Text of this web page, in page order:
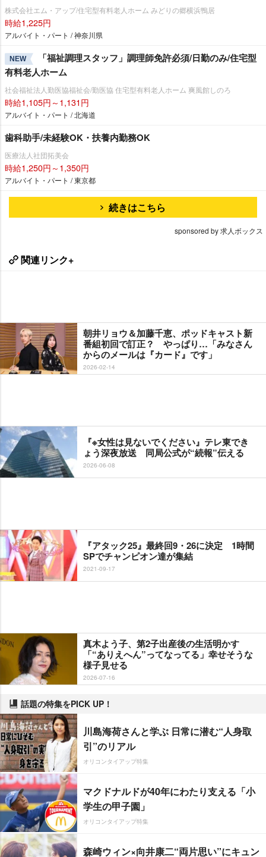
株式会社エム・アップ/住宅型有料老人ホーム みどりの郷横浜鴨居
時給1,225円
アルバイト・パート / 神奈川県
NEW
「福祉調理スタッフ」調理師免許必須/日勤のみ/住宅型
有料老人ホーム
社会福祉法人勤医協福祉会/勤医協 住宅型有料老人ホーム 爽風館しのろ
時給1,105円～1,131円
アルバイト・パート / 北海道
歯科助手/未経験OK・扶養内勤務OK
医療法人社団拓美会
時給1,250円～1,350円
アルバイト・パート / 東京都
続きはこちら
sponsored by 求人ボックス
関連リンク+
朝井リョウ＆加藤千恵、ポッドキャスト新
番組初回で訂正？ やっぱり…「みなさん
からのメールは『カード』です」
2026-02-14
『※女性は見ないでください』テレ東でき
ょう深夜放送 同局公式が“続報”伝える
2026-06-08
『アタック25』最終回9・26に決定 1時間
SPでチャンピオン達が集結
2021-09-17
真木よう子、第2子出産後の生活明かす
「“ありえへん”ってなってる」幸せそうな
様子見せる
2026-07-16
話題の特集をPICK UP！
川島海荷さんと学ぶ 日常に潜む“人身取
引”のリアル
オリコンタイアップ特集
マクドナルドが40年にわたり支える「小
学生の甲子園」
オリコンタイアップ特集
森崎ウィン×向井康二“両片思い”にキュン